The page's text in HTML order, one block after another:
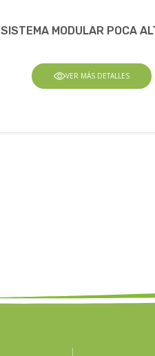
SISTEMA MODULAR POCA
VER MÁS DETALLES